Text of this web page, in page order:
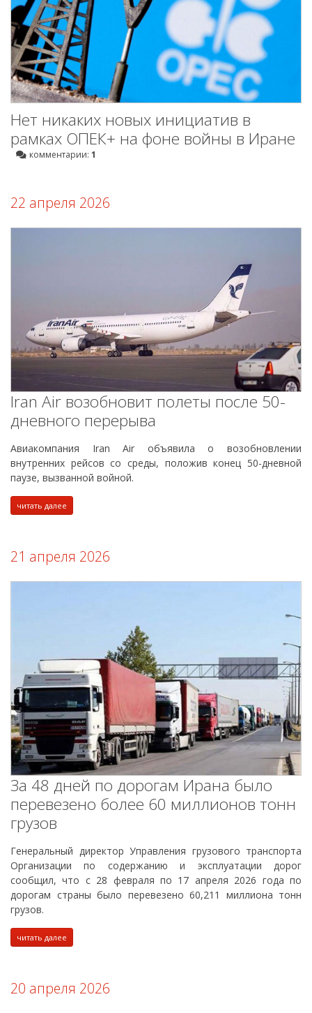
Нет никаких новых инициатив в
рамках ОПЕК+ на фоне войны в Иране
комментарии: 1
22 апреля 2026
Iran Air возобновит полеты после 50-
дневного перерыва
Авиакомпания Iran Air объявила о возобновлении
внутренних рейсов со среды, положив конец 50-дневной
паузе, вызванной войной.
читать далее
21 апреля 2026
За 48 дней по дорогам Ирана было
перевезено более 60 миллионов тонн
грузов
Генеральный директор Управления грузового транспорта
Организации по содержанию и эксплуатации дорог
сообщил, что с 28 февраля по 17 апреля 2026 года по
дорогам страны было перевезено 60,211 миллиона тонн
грузов.
читать далее
20 апреля 2026